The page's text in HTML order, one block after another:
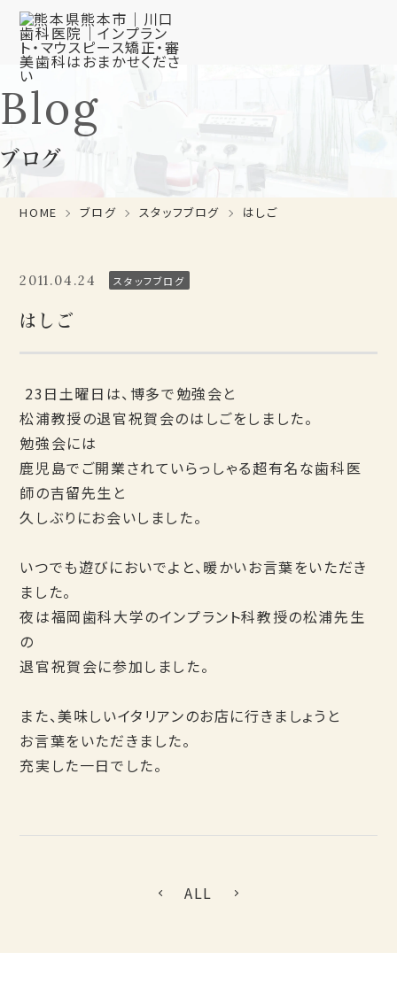
Blog
ブログ
HOME ブログ スタッフブログ はしご
2011.04.24 スタッフブログ
はしご
23日土曜日は、博多で勉強会と
松浦教授の退官祝賀会のはしごをしました。
勉強会には
鹿児島でご開業されていらっしゃる超有名な歯科医
師の吉留先生と
久しぶりにお会いしました。
いつでも遊びにおいでよと、暖かいお言葉をいただき
ました。
夜は福岡歯科大学のインプラント科教授の松浦先生
の
退官祝賀会に参加しました。
また、美味しいイタリアンのお店に行きましょうと
お言葉をいただきました。
充実した一日でした。
ALL